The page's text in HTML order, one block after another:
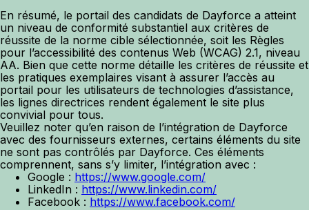
En résumé, le portail des candidats de Dayforce a atteint
un niveau de conformité substantiel aux critères de
réussite de la norme cible sélectionnée, soit les Règles
pour l’accessibilité des contenus Web (WCAG) 2.1, niveau
AA. Bien que cette norme détaille les critères de réussite et
les pratiques exemplaires visant à assurer l’accès au
portail pour les utilisateurs de technologies d’assistance,
les lignes directrices rendent également le site plus
convivial pour tous.
Veuillez noter qu’en raison de l’intégration de Dayforce
avec des fournisseurs externes, certains éléments du site
ne sont pas contrôlés par Dayforce. Ces éléments
comprennent, sans s’y limiter, l’intégration avec :
Google : https://www.google.com/
LinkedIn : https://www.linkedin.com/
Facebook : https://www.facebook.com/